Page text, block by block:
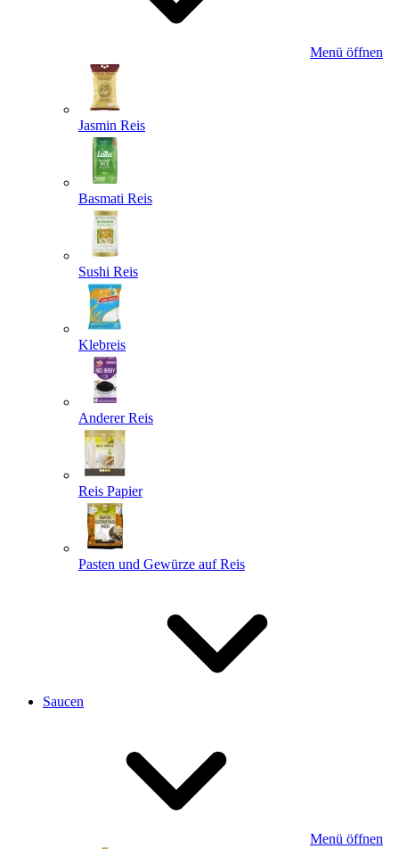
Menü öffnen
Jasmin Reis
Basmati Reis
Sushi Reis
Klebreis
Anderer Reis
Reis Papier
Pasten und Gewürze auf Reis
Saucen
Menü öffnen